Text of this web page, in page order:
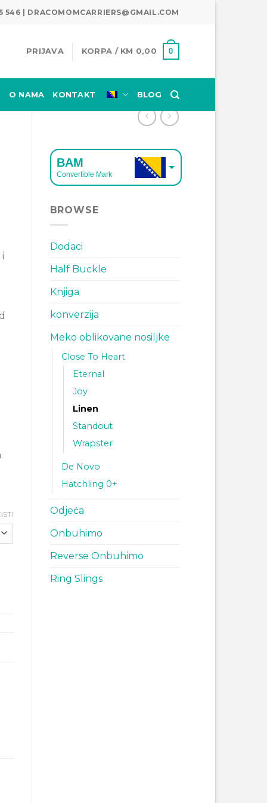
| DRACOMOMCARRIERS@GMAIL.COM
PRIJAVA KORPA / KM 0,00 0
O NAMA KONTAKT BLOG
BAM
Convertible Mark
European Euro
BROWSE
Dodaci
Half Buckle
Knjiga
konverzija
Meko oblikovane nosiljke
Close To Heart
Eternal
Joy
Linen
Standout
Wrapster
De Novo
Hatchling 0+
Odjeća
Onbuhimo
Reverse Onbuhimo
Ring Slings